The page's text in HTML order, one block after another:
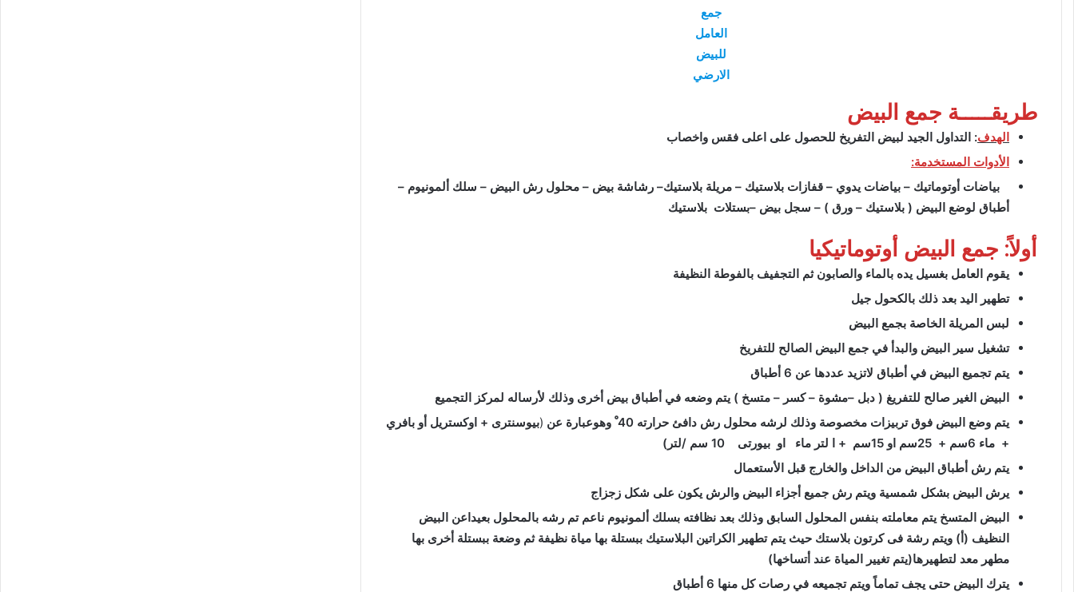
جمع
العامل
للبيض
الارضي
طريقـــــة جمع البيض
الهدف: التداول الجيد لبيض التفريخ للحصول على اعلى فقس واخصاب
الأدوات المستخدمة:
بياضات أوتوماتيك – بياضات يدوي – قفازات بلاستيك – مريلة بلاستيك– رشاشة بيض – محلول رش البيض – سلك ألمونيوم –
أطباق لوضع البيض ( بلاستيك – ورق ) – سجل بيض –بستلات بلاستيك
أولاً: جمع البيض أوتوماتيكيا
يقوم العامل بغسيل يده بالماء والصابون ثم التجفيف بالفوطة النظيفة
تطهير اليد بعد ذلك بالكحول جيل
لبس المريلة الخاصة بجمع البيض
تشغيل سير البيض والبدأ في جمع البيض الصالح للتفريخ
يتم تجميع البيض في أطباق لاتزيد عددها عن 6 أطباق
البيض الغير صالح للتفريغ ( دبل –مشوة – كسر – متسخ ) يتم وضعه في أطباق بيض أخرى وذلك لأرساله لمركز التجميع
يتم وضع البيض فوق تربيزات مخصوصة وذلك لرشه محلول رش دافئ حرارته 40 ْ وهوعبارة عن
(بيوسنترى + اوكستريل أو بافري
+ ماء 6سم + 25سم او 15سم +
ا لتر ماء او بيورتى 10 سم /لتر)
يتم رش أطباق البيض من الداخل والخارج قبل الأستعمال
يرش البيض بشكل شمسية ويتم رش جميع أجزاء البيض والرش يكون على شكل زجزاج
البيض المتسخ يتم معاملته بنفس المحلول السابق وذلك بعد نظافته بسلك ألمونيوم ناعم تم رشه بالمحلول بعيداعن البيض
النظيف (أ) ويتم رشة فى كرتون بلاستك حيث يتم تطهير الكراتين البلاستيك ببستلة بها مياة نظيفة ثم وضعة ببستلة أخرى بها
مطهر معد لتطهيرها(يتم تغيير المياة عند أتساخها)
يترك البيض حتى يجف تماماً ويتم تجميعه في رصات كل منها 6 أطباق